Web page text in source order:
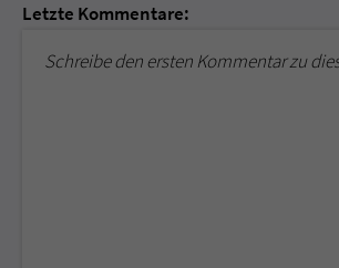
Letzte Kommentare:
Schreibe den ersten Kommentar zu